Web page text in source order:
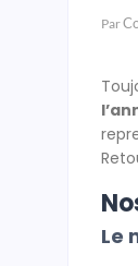
Par
Le